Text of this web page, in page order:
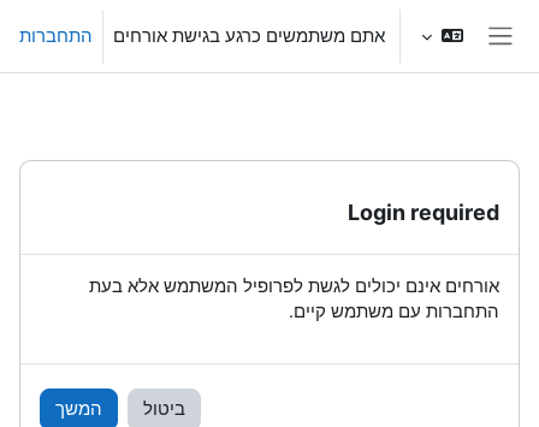
חלון סקירה צדדי
אתם משתמשים כרגע בגישת אורחים התחברות
Login required
אורחים אינם יכולים לגשת לפרופיל המשתמש אלא בעת
התחברות עם משתמש קיים.
ביטול המשך